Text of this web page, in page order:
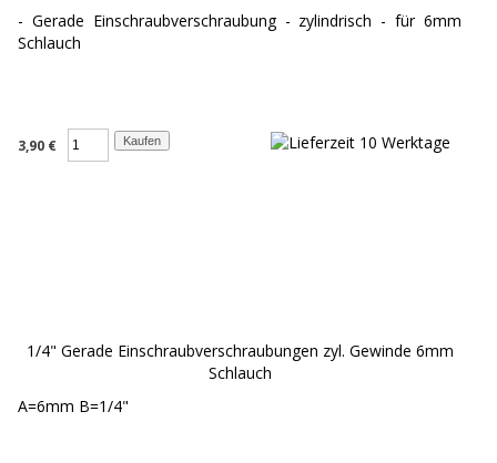
- Gerade Einschraubverschraubung - zylindrisch - für 6mm
Schlauch
3,90 €
1/4" Gerade Einschraubverschraubungen zyl. Gewinde 6mm
Schlauch
A=6mm B=1/4"